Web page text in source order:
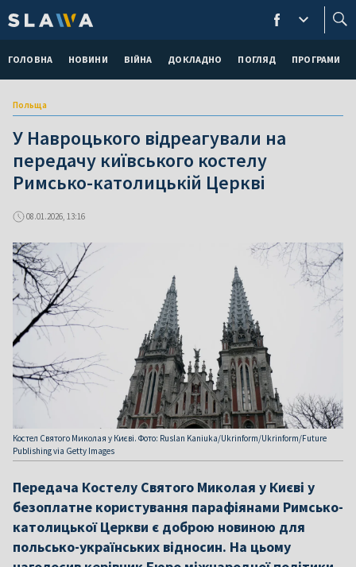
ГОЛОВНА НОВИНИ ВІЙНА ДОКЛАДНО ПОГЛЯД ПРОГРАМИ
Польща
У Навроцького відреагували на
передачу київського костелу
Римсько-католицькій Церкві
08.01.2026, 13:16
Костел Святого Миколая у Києві. Фото: Ruslan Kaniuka/Ukrinform/Ukrinform/Future
Publishing via Getty Images
Передача Костелу Святого Миколая у Києві у
безоплатне користування парафіянами Римсько-
католицької Церкви є доброю новиною для
польсько-українських відносин. На цьому